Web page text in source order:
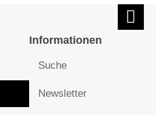
Informationen
Suche
Newsletter